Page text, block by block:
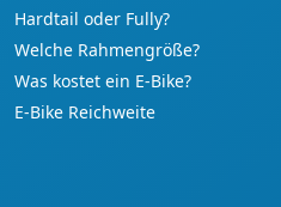
Hardtail oder Fully?
Welche Rahmengröße?
Was kostet ein E-Bike?
E-Bike Reichweite